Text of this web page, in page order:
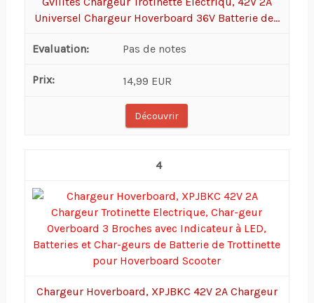
Universel Chargeur Hoverboard 36V Batterie de...
Pas de notes
14,99 EUR
Découvrir
4
Chargeur Hoverboard, XPJBKC 42V 2A Chargeur